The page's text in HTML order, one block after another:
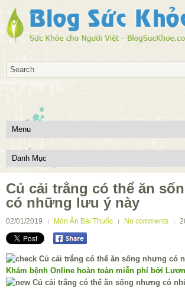
Củ cải trắng có thể ăn
có những lưu ý này
02/01/2019 Món Ăn Bài Thuốc No comments
Khám bệnh Online hoàn toàn miễn phí bởi